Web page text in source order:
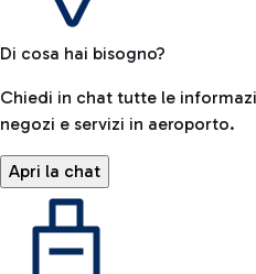
Di cosa hai bisogno?
Chiedi in chat tutte le
negozi e servizi in aeroporto.
Apri la chat